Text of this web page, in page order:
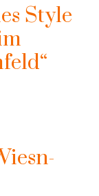
Style